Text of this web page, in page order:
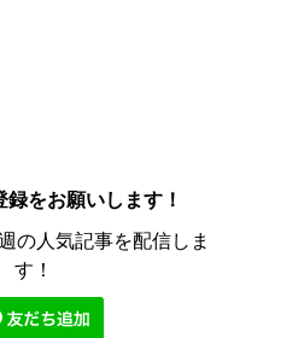
録をお願いします！
の人気記事を配信しま
す！